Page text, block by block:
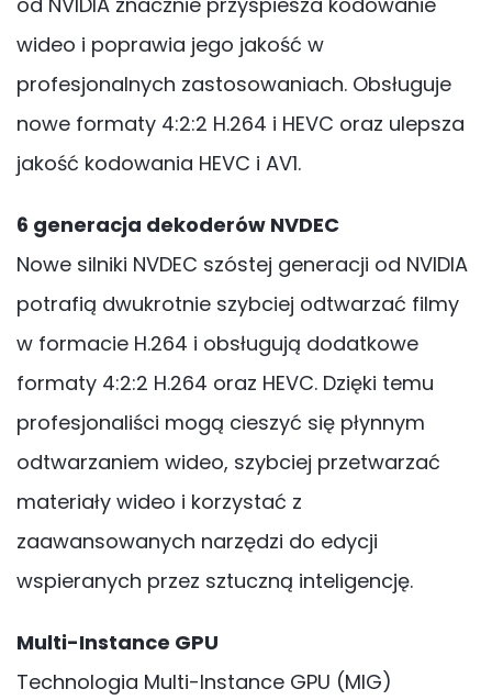
wideo i poprawia jego jakość w
profesjonalnych zastosowaniach. Obsługuje
nowe formaty 4:2:2 H.264 i HEVC oraz ulepsza
jakość kodowania HEVC i AV1.
6 generacja dekoderów NVDEC
Nowe silniki NVDEC szóstej generacji od NVIDIA
potrafią dwukrotnie szybciej odtwarzać filmy
w formacie H.264 i obsługują dodatkowe
formaty 4:2:2 H.264 oraz HEVC. Dzięki temu
profesjonaliści mogą cieszyć się płynnym
odtwarzaniem wideo, szybciej przetwarzać
materiały wideo i korzystać z
zaawansowanych narzędzi do edycji
wspieranych przez sztuczną inteligencję.
Multi-Instance GPU
Technologia Multi-Instance GPU (MIG)